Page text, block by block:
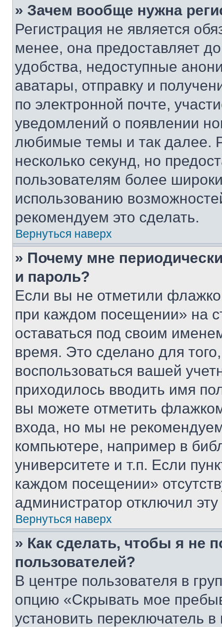
» Зачем вообще нужна
Регистрация не является
менее, она предоставляет
удобства, недоступные
аватары, отправку и
по электронной почте,
уведомлений о появлении
любимые темы и так далее.
несколько секунд, но
пользователям более
использованию
рекомендуем это сделать.
Вернуться наверх
» Почему мне
и пароль?
Если вы не отметили
при каждом посещении» на
оставаться под своим
время. Это сделано для
воспользоваться вашей
приходилось вводить имя
вы можете отметить
входа, но мы не
компьютере, например в
университете и т.п. Если
каждом посещении»
администратор отключил
Вернуться наверх
» Как сделать, чтобы я не
пользователей?
В центре пользователя в
опцию «Скрывать мое
установить переключатель